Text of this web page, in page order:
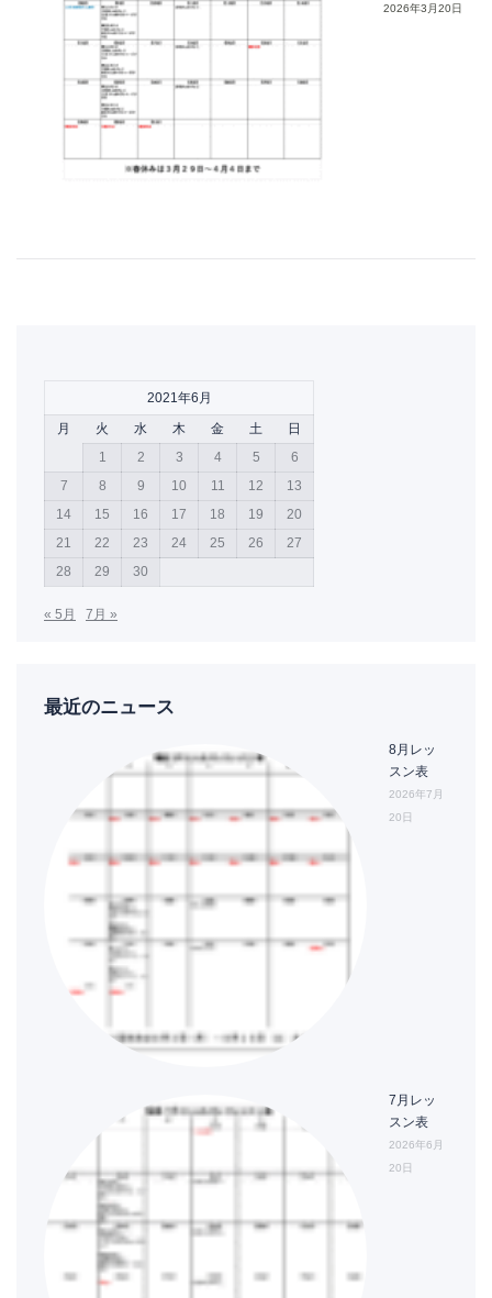
2026年3月20日
2021年6月
月
火 水 木 金 土
日
1
2 3 4 5
6
7
8 9 10 11 12
13
14
15 16 17 18 19
20
21
22 23 24 25 26
27
28
29 30
« 5月 7月 »
最近のニュース
8月レッ
スン表
2026年7月
20日
7月レッ
スン表
2026年6月
20日